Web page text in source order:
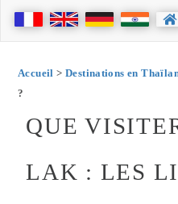
Accueil > Destinations en
?
QUE
LAK : LES